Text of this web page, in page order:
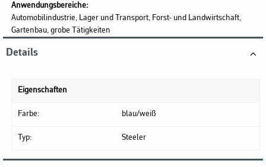
Anwendungsbereiche:
Automobilindustrie, Lager und Transport, Forst- und Landwirtschaft,
Gartenbau, grobe Tätigkeiten
Details
Eigenschaften
Farbe: blau/weiß
Typ: Steeler